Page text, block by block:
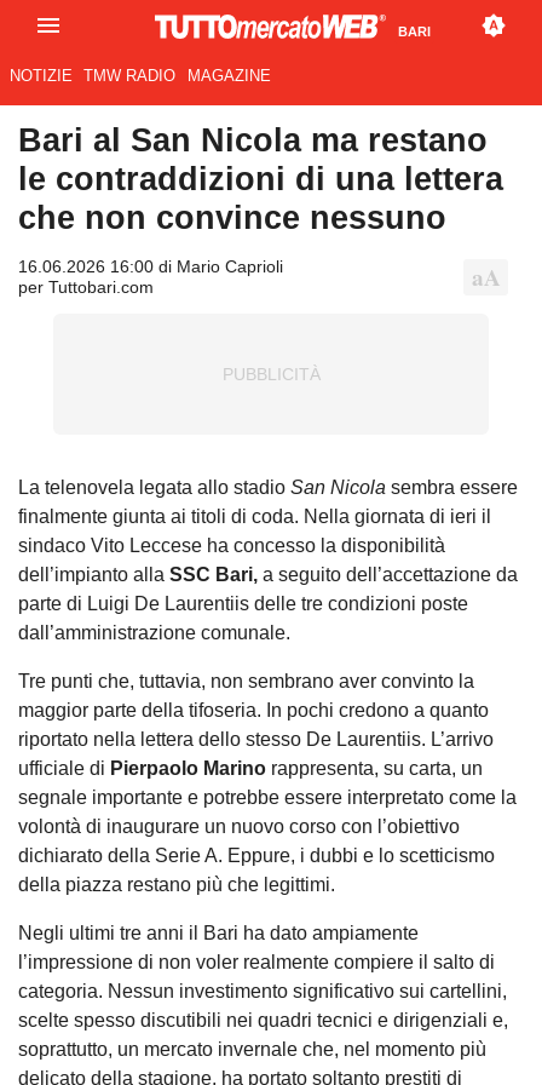
BARI
NOTIZIE TMW RADIO MAGAZINE
Bari al San Nicola ma restano
le contraddizioni di una lettera
che non convince nessuno
16.06.2026 16:00 di Mario Caprioli
per Tuttobari.com
La telenovela legata allo stadio San Nicola sembra essere
finalmente giunta ai titoli di coda. Nella giornata di ieri il
sindaco Vito Leccese ha concesso la disponibilità
dell’impianto alla SSC Bari, a seguito dell’accettazione da
parte di Luigi De Laurentiis delle tre condizioni poste
dall’amministrazione comunale.
Tre punti che, tuttavia, non sembrano aver convinto la
maggior parte della tifoseria. In pochi credono a quanto
riportato nella lettera dello stesso De Laurentiis. L’arrivo
ufficiale di Pierpaolo Marino rappresenta, su carta, un
segnale importante e potrebbe essere interpretato come la
volontà di inaugurare un nuovo corso con l’obiettivo
dichiarato della Serie A. Eppure, i dubbi e lo scetticismo
della piazza restano più che legittimi.
Negli ultimi tre anni il Bari ha dato ampiamente
l’impressione di non voler realmente compiere il salto di
categoria. Nessun investimento significativo sui cartellini,
scelte spesso discutibili nei quadri tecnici e dirigenziali e,
soprattutto, un mercato invernale che, nel momento più
delicato della stagione, ha portato soltanto prestiti di